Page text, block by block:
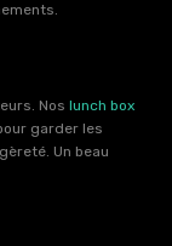
Nos lunch box
garder les
Un beau